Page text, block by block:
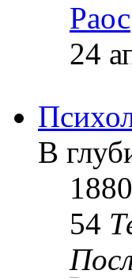
Раос
24
В
1880
54